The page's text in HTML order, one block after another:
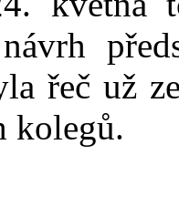
řeč už
kolegů.